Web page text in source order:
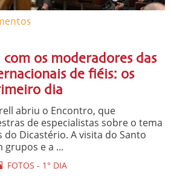
os moderadores das
de fiéis: os
dia
abriu o Encontro, que
de especialistas sobre o tema
do Dicastério. A visita do Santo
grupos e a ...
FOTOS - 1° DIA